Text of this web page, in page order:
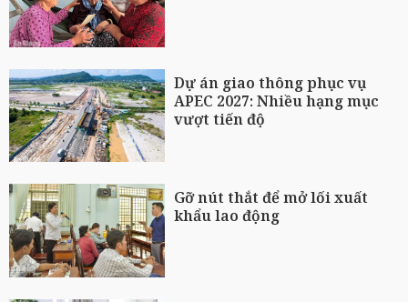
Dự án giao thông phục vụ
APEC 2027: Nhiều hạng mục
vượt tiến độ
Gỡ nút thắt để mở lối xuất
khẩu lao động